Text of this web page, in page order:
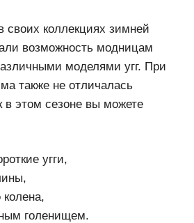
своих коллекциях зимней
возможность модницам
моделями угг. При
также не отличалась
в этом сезоне вы можете
угги,
колена,
голенищем.